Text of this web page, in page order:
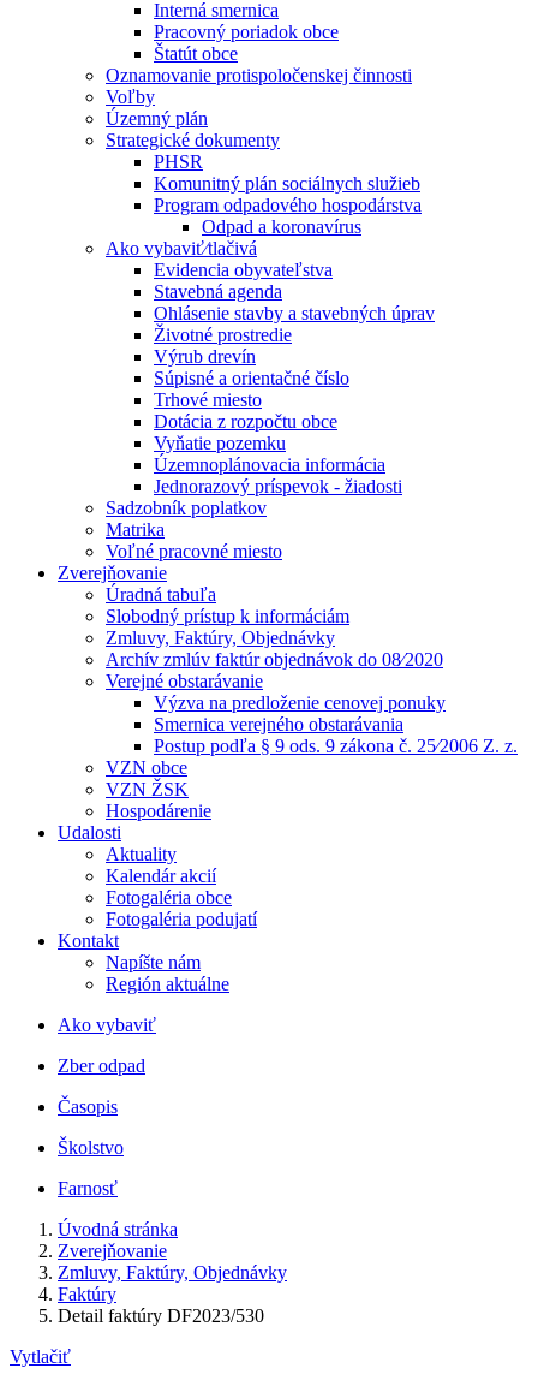
Interná smernica
Pracovný poriadok obce
Štatút obce
Oznamovanie protispoločenskej činnosti
Voľby
Územný plán
Strategické dokumenty
PHSR
Komunitný plán sociálnych služieb
Program odpadového hospodárstva
Odpad a koronavírus
Ako vybaviť⁄tlačivá
Evidencia obyvateľstva
Stavebná agenda
Ohlásenie stavby a stavebných úprav
Životné prostredie
Výrub drevín
Súpisné a orientačné číslo
Trhové miesto
Dotácia z rozpočtu obce
Vyňatie pozemku
Územnoplánovacia informácia
Jednorazový príspevok - žiadosti
Sadzobník poplatkov
Matrika
Voľné pracovné miesto
Zverejňovanie
Úradná tabuľa
Slobodný prístup k informáciám
Zmluvy, Faktúry, Objednávky
Archív zmlúv faktúr objednávok do 08⁄2020
Verejné obstarávanie
Výzva na predloženie cenovej ponuky
Smernica verejného obstarávania
Postup podľa § 9 ods. 9 zákona č. 25⁄2006 Z. z.
VZN obce
VZN ŽSK
Hospodárenie
Udalosti
Aktuality
Kalendár akcií
Fotogaléria obce
Fotogaléria podujatí
Kontakt
Napíšte nám
Región aktuálne
Ako vybaviť
Zber odpad
Časopis
Školstvo
Farnosť
Úvodná stránka
Zverejňovanie
Zmluvy, Faktúry, Objednávky
Faktúry
Detail faktúry DF2023/530
Vytlačiť